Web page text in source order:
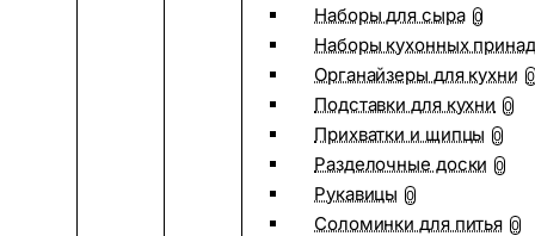
Наборы для сыра 0
Наборы кухонных
Органайзеры для кухни 0
Подставки для кухни 0
Прихватки и щипцы 0
Разделочные доски 0
Рукавицы 0
Соломинки для питья 0